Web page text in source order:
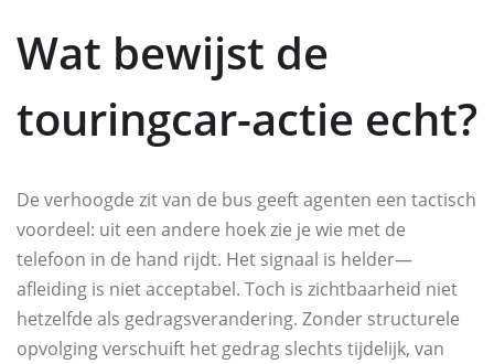
Wat bewijst de
touringcar-actie echt?
De verhoogde zit van de bus geeft agenten een tactisch
voordeel: uit een andere hoek zie je wie met de
telefoon in de hand rijdt. Het signaal is helder—
afleiding is niet acceptabel. Toch is zichtbaarheid niet
hetzelfde als gedragsverandering. Zonder structurele
opvolging verschuift het gedrag slechts tijdelijk, van